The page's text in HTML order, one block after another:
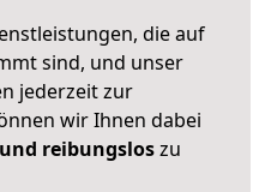
die auf
sind, und unser
jederzeit zur
wir Ihnen dabei
reibungsloszu